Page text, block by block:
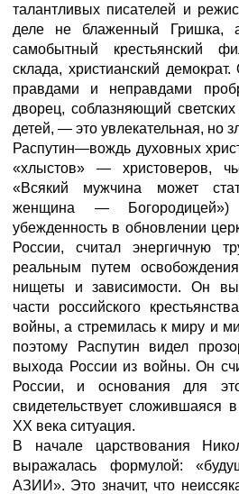
талантливых писателей и
деле не блаженный Гришка,
самобытный крестьянский
склада, христианский
правдами и неправдами
дворец, соблазняющий
детей, — это увлекательная, но
Распутин—вождь духовных
«хлыстов» — христоверов,
«Всякий мужчина может
женщина — Богородицей»)
убежденность в обновлении
России, считал энергичную
реальным путем
нищеты и зависимости. Он
части российского
войны, а стремилась к миру и
поэтому Распутин видел
выхода России из войны. Он
России, и основания для
свидетельствует
XX века ситуация.
В начале царствования
выражалась формулой:
АЗИИ». Это значит, что